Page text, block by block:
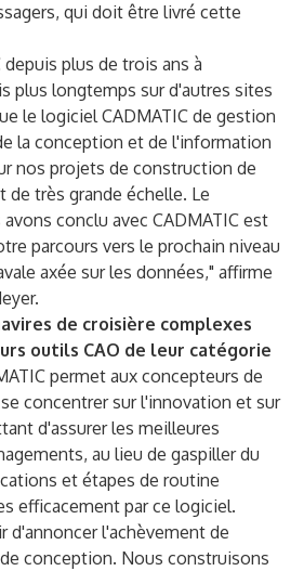
qui doit être livré cette
plus de trois ans à
plus longtemps sur d'autres sites
le logiciel CADMATIC de gestion
la conception et de l'information
nos projets de construction de
de très grande échelle. Le
conclu avec CADMATIC est
parcours vers le prochain niveau
axée sur les données," affirme
de croisière complexes
outils CAO de leur catégorie
permet aux concepteurs de
concentrer sur l'innovation et sur
d'assurer les meilleures
au lieu de gaspiller du
et étapes de routine
efficacement par ce logiciel.
d'annoncer l'achèvement de
conception. Nous construisons